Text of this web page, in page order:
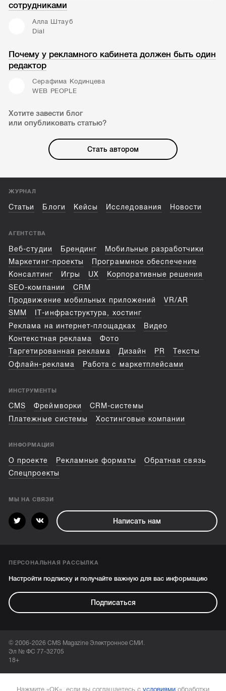
сотрудниками
Алла Штауб
Dial
Почему у рекламного кабинета должен быть один
редактор
Серафима Кодинцева
WEB PEOPLE
Хотите завести блог
или опубликовать статью?
Стать автором
ЖУРНАЛ
Статьи Блоги Кейсы Исследования Новости
АГЕНТСТВА
Веб-студии Брендинг
Мобильные разработчики
Маркетинг-проекты
Программное обеспечение
Консалтинг
Игры UX
Корпоративные решения
SEO-компании
CRM
Продвижение мобильных приложений
VR/AR
SMM
IT-инфраструктура, хостинг
Реклама на интернет-площадках
Видео
Контекстная реклама
Фото
Таргетированная реклама
Дизайн PR
Тексты
Офлайн-реклама
Работа с маркетплейсами
ИНСТРУМЕНТЫ
CMS Фреймворки
CRM-системы
Платежные системы
Хостинговые компании
ИНФОРМАЦИЯ
О проекте Рекламные форматы
Обратная связь
Спецпроекты
МЫ НА СВЯЗИ
Написать нам
ПЕРСОНАЛЬНАЯ РАССЫЛКА
Настройти подписку и получайте важную для вас информацию
Подписаться
© 2006-2026 CMS Magazine Электронное СМИ.
Эл № ФС 77-32705
18+
Нажмите «ОК», если вы соглашаетесь с условиями обработки